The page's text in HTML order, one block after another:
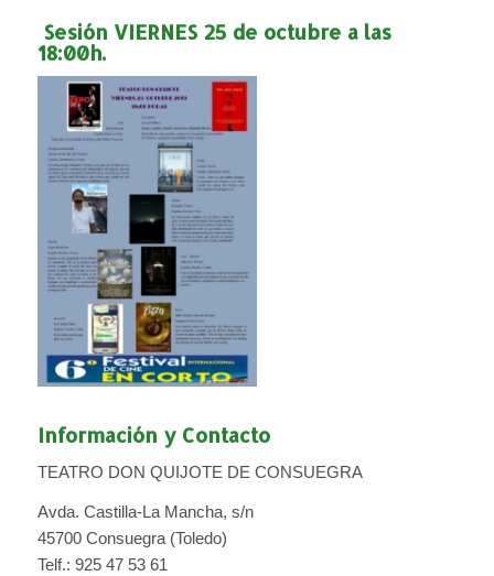
Sesión VIERNES 25 de octubre a las
18:00h.
Información y Contacto
TEATRO DON QUIJOTE DE CONSUEGRA
Avda. Castilla-La Mancha, s/n
45700 Consuegra (Toledo)
Telf.: 925 47 53 61